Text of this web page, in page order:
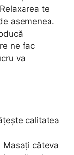
te
asemenea.
ne fac
va
calitatea
Masați câteva